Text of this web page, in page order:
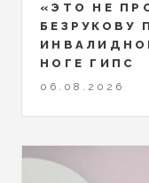
«ЭТО НЕ
БЕЗРУКОВУ
НОГЕ ГИПС
06.08.2026